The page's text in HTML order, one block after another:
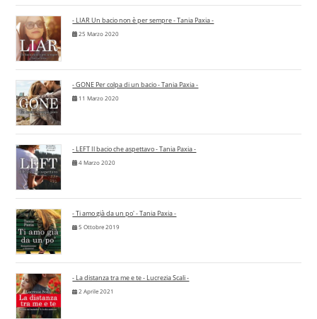
- LIAR Un bacio non è per sempre - Tania Paxia -
25 Marzo 2020
- GONE Per colpa di un bacio - Tania Paxia -
11 Marzo 2020
- LEFT Il bacio che aspettavo - Tania Paxia -
4 Marzo 2020
- Ti amo già da un po' - Tania Paxia -
5 Ottobre 2019
- La distanza tra me e te - Lucrezia Scali -
2 Aprile 2021